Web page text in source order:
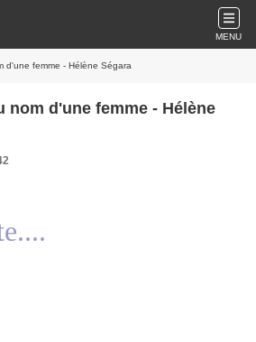
MENU
d'une femme - Hélène Ségara
nom d'une femme - Hélène